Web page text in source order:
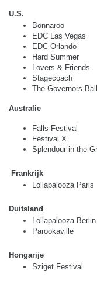
U.S.
Bonnaroo
EDC Las Vegas
EDC Orlando
Hard Summer
Lovers & Friends
Stagecoach
The Governors Ball
Australie
Falls Festival
Festival X
Splendour in the
Frankrijk
Lollapalooza Paris
Duitsland
Lollapalooza Berlin
Parookaville
Hongarije
Sziget Festival